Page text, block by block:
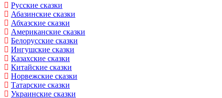
Русские сказки
Абазинские сказки
Абхазские сказки
Американские сказки
Белорусские сказки
Ингушские сказки
Казахские сказки
Китайские сказки
Норвежские сказки
Татарские сказки
Украинские сказки